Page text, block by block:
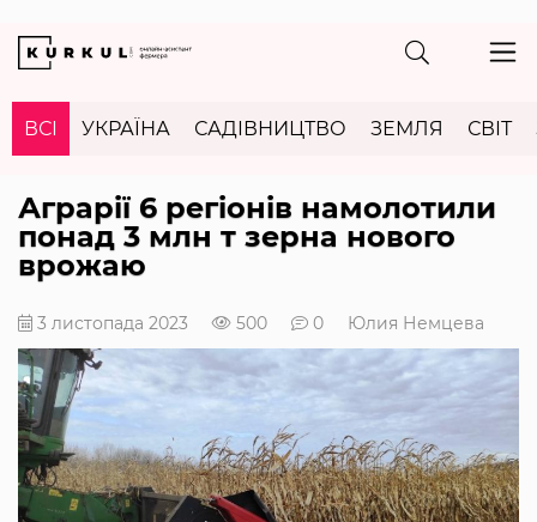
ВСІ УКРАЇНА САДІВНИЦТВО ЗЕМЛЯ СВІТ
Аграрії 6 регіонів намолотили
понад 3 млн т зерна нового
врожаю
3 листопада 2023 500 0 Юлия Немцева